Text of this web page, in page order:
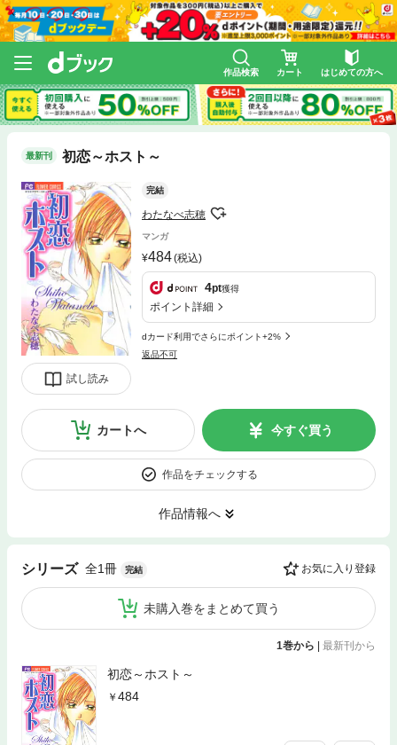
作品検索 カート はじめての方へ
最新刊 初恋～ホスト～
試し読み
完結
わたなべ志穂
マンガ
484(税込)
4pt獲得
ポイント詳細
dカード利用でさらにポイント+2%
返品不可
カートへ 今すぐ買う
作品をチェックする
作品情報へ
シリーズ 全1冊 完結 お気に入り登録
未購入巻をまとめて買う
1巻から 最新刊から
初恋～ホスト～
484